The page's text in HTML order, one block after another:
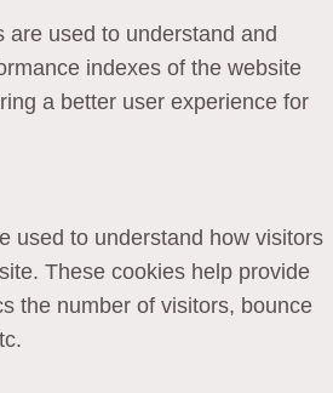
are used to understand and
indexes of the website
a better user experience for
used to understand how visitors
These cookies help provide
the number of visitors, bounce